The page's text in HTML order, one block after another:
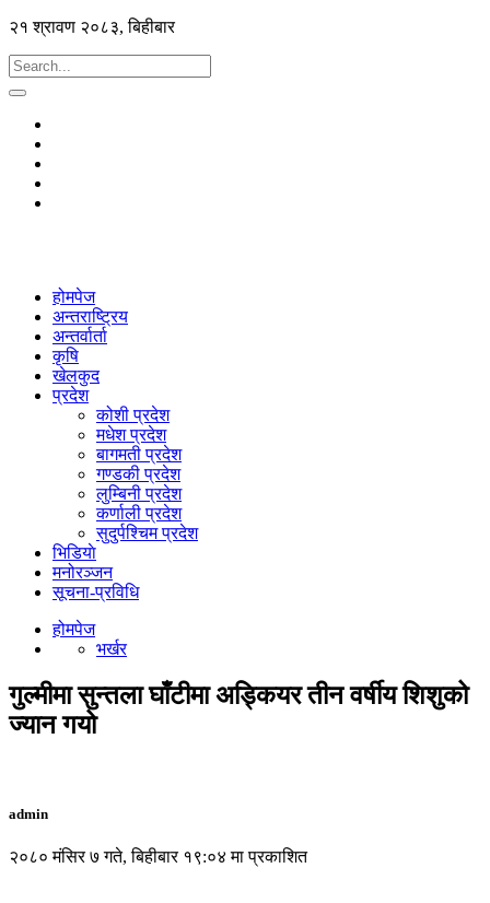
२१ श्रावण २०८३, बिहीबार
होमपेज
अन्तराष्ट्रिय
अन्तर्वार्ता
कृषि
खेलकुद
प्रदेश
कोशी प्रदेश
मधेश प्रदेश
बागमती प्रदेश
गण्डकी प्रदेश
लुम्बिनी प्रदेश
कर्णाली प्रदेश
सुदुर्पश्चिम प्रदेश
भिडियाे
मनोरञ्जन
सूचना-प्रविधि
होमपेज
भर्खर
गुल्मीमा सुन्तला घाँटीमा अड्कियर तीन वर्षीय शिशुको
ज्यान गयो
admin
२०८० मंसिर ७ गते, बिहीबार १९:०४ मा प्रकाशित